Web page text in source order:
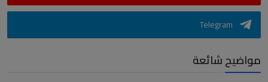
Telegram
مواضيح شائعة